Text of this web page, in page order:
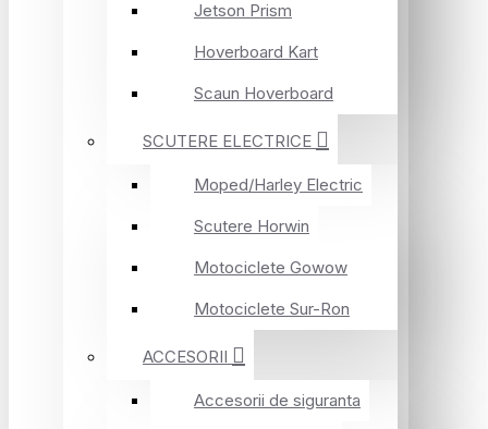
Jetson Prism
Hoverboard Kart
Scaun Hoverboard
SCUTERE ELECTRICE
Moped/Harley Electric
Scutere Horwin
Motociclete Gowow
Motociclete Sur-Ron
ACCESORII
Accesorii de siguranta